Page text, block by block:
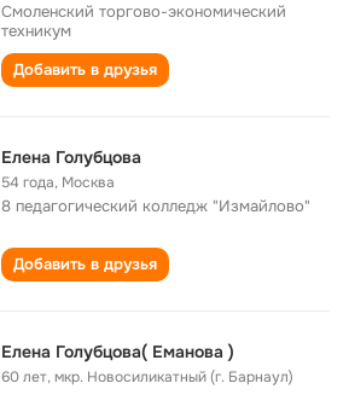
Смоленский торгово-экономический
техникум
Добавить в друзья
Елена Голубцова
54 года, Москва
8 педагогический колледж "Измайлово"
Добавить в друзья
Елена Голубцова( Еманова )
60 лет,мкр. Новосиликатный (г. Барнаул)